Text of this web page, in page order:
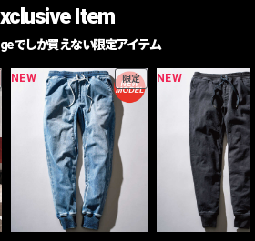
Item
でしか買えない限定アイテム
NEW 限定 NEW